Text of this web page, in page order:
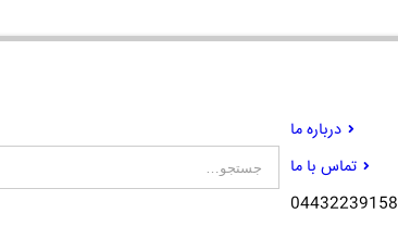
درباره ما
تماس با ما
04432239158